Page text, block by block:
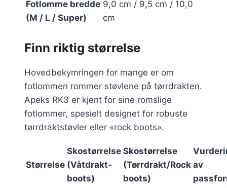
Fotlomme bredde
(M / L / Super)
9,0 cm / 9,5 cm / 10,0
cm
Finn riktig størrelse
Hovedbekymringen for mange er om
fotlommen rommer støvlene på tørrdrakten.
Apeks RK3 er kjent for sine romslige
fotlommer, spesielt designet for robuste
tørrdraktstøvler eller «rock boots».
Størrelse
Skostørrelse
(Våtdrakt-
boots)
Skostørrelse
(Tørrdrakt/Rock
boots)
av